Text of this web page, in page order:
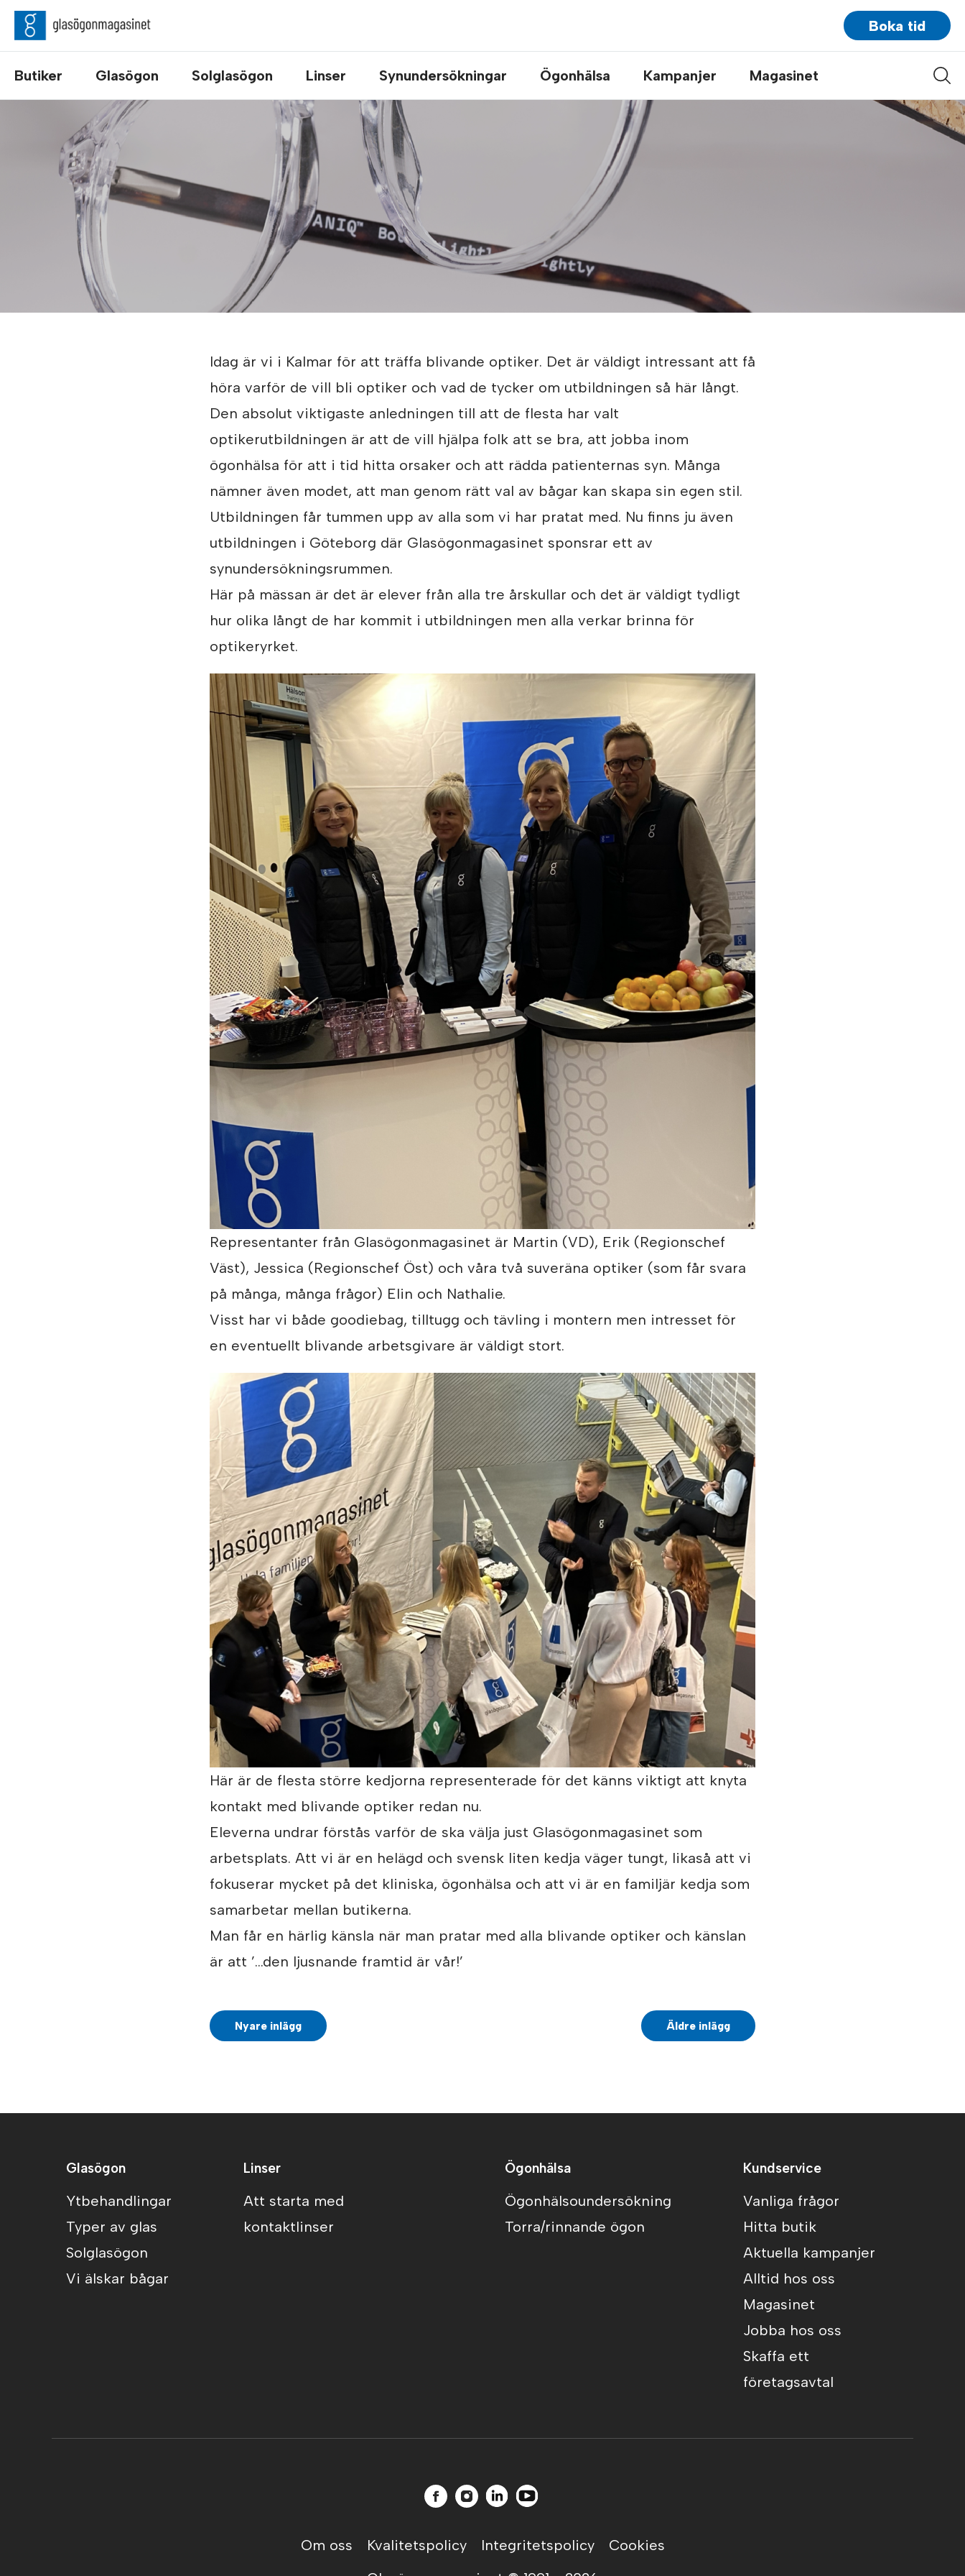
Boka tid
Butiker Glasögon Solglasögon Linser Synundersökningar Ögonhälsa Kampanjer Magasinet
Idag är vi i Kalmar för att träffa blivande optiker. Det är väldigt intressant att få
höra varför de vill bli optiker och vad de tycker om utbildningen så här långt.
Den absolut viktigaste anledningen till att de flesta har valt
optikerutbildningen är att de vill hjälpa folk att se bra, att jobba inom
ögonhälsa för att i tid hitta orsaker och att rädda patienternas syn. Många
nämner även modet, att man genom rätt val av bågar kan skapa sin egen stil.
Utbildningen får tummen upp av alla som vi har pratat med. Nu finns ju även
utbildningen i Göteborg där Glasögonmagasinet sponsrar ett av
synundersökningsrummen.
Här på mässan är det är elever från alla tre årskullar och det är väldigt tydligt
hur olika långt de har kommit i utbildningen men alla verkar brinna för
optikeryrket.
Representanter från Glasögonmagasinet är Martin (VD), Erik (Regionschef
Väst), Jessica (Regionschef Öst) och våra två suveräna optiker (som får svara
på många, många frågor) Elin och Nathalie.
Visst har vi både goodiebag, tilltugg och tävling i montern men intresset för
en eventuellt blivande arbetsgivare är väldigt stort.
Här är de flesta större kedjorna representerade för det känns viktigt att knyta
kontakt med blivande optiker redan nu.
Eleverna undrar förstås varför de ska välja just Glasögonmagasinet som
arbetsplats. Att vi är en helägd och svensk liten kedja väger tungt, likaså att vi
fokuserar mycket på det kliniska, ögonhälsa och att vi är en familjär kedja som
samarbetar mellan butikerna.
Man får en härlig känsla när man pratar med alla blivande optiker och känslan
är att ’…den ljusnande framtid är vår!’
Nyare inlägg Äldre inlägg
Glasögon
Ytbehandlingar
Typer av glas
Solglasögon
Vi älskar bågar
Linser
Att starta med
kontaktlinser
Ögonhälsa
Ögonhälsoundersökning
Torra/rinnande ögon
Kundservice
Vanliga frågor
Hitta butik
Aktuella kampanjer
Alltid hos oss
Magasinet
Jobba hos oss
Skaffa ett
företagsavtal
Om oss Kvalitetspolicy Integritetspolicy
Cookies